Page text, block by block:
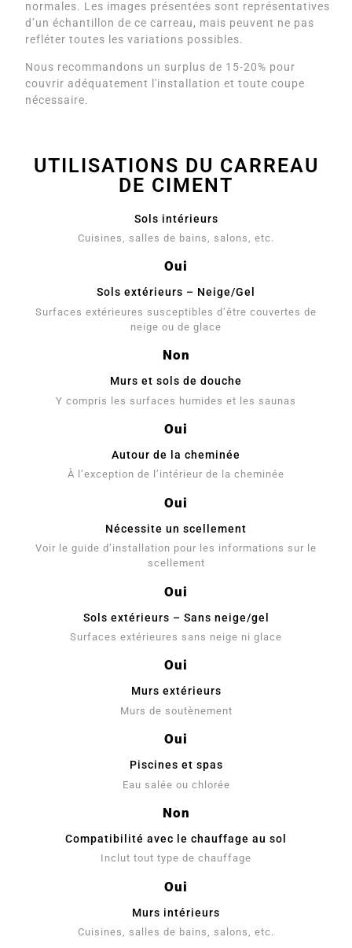
normales. Les images présentées sont représentatives
d’un échantillon de ce carreau, mais peuvent ne pas
refléter toutes les variations possibles.
Nous recommandons un surplus de 15-20% pour
couvrir adéquatement l'installation et toute coupe
nécessaire.
UTILISATIONS DU CARREAU
DE CIMENT
Sols intérieurs
Cuisines, salles de bains, salons, etc.
Oui
Sols extérieurs – Neige/Gel
Surfaces extérieures susceptibles d’être couvertes de
neige ou de glace
Non
Murs et sols de douche
Y compris les surfaces humides et les saunas
Oui
Autour de la cheminée
À l’exception de l’intérieur de la cheminée
Oui
Nécessite un scellement
Voir le guide d’installation pour les informations sur le
scellement
Oui
Sols extérieurs – Sans neige/gel
Surfaces extérieures sans neige ni glace
Oui
Murs extérieurs
Murs de soutènement
Oui
Piscines et spas
Eau salée ou chlorée
Non
Compatibilité avec le chauffage au sol
Inclut tout type de chauffage
Oui
Murs intérieurs
Cuisines, salles de bains, salons, etc.